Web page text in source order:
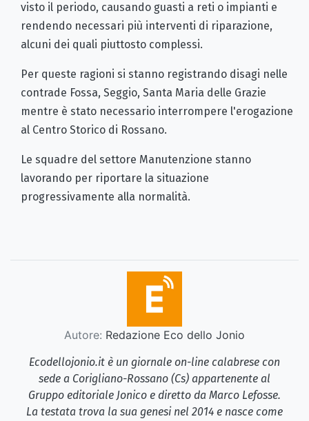
visto il periodo, causando guasti a reti o impianti e
rendendo necessari più interventi di riparazione,
alcuni dei quali piuttosto complessi.
Per queste ragioni si stanno registrando disagi nelle
contrade Fossa, Seggio, Santa Maria delle Grazie
mentre è stato necessario interrompere l'erogazione
al Centro Storico di Rossano.
Le squadre del settore Manutenzione stanno
lavorando per riportare la situazione
progressivamente alla normalità.
Autore: Redazione Eco dello Jonio
Ecodellojonio.it è un giornale on-line calabrese con
sede a Corigliano-Rossano (Cs) appartenente al
Gruppo editoriale Jonico e diretto da Marco Lefosse.
La testata trova la sua genesi nel 2014 e nasce come